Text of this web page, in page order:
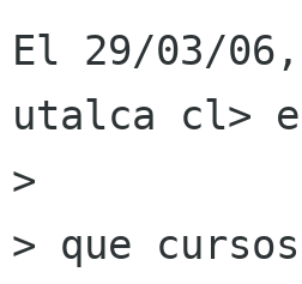
El 29/03/06,
utalca cl>
>
> que